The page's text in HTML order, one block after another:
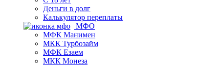
Деньги в долг
Калькулятор переплаты
МФО
МФК Манимен
МКК Турбозайм
МФК Езаем
МКК Монеза